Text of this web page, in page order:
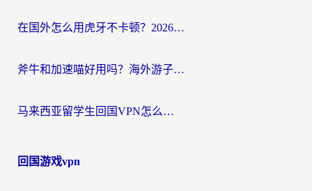
在国外怎么用虎牙不卡顿？2026海外华人亲测有效的回国加速器选择指南
斧牛和加速喵好用吗？海外游子的真实选择困境
马来西亚留学生回国VPN怎么选？3个避坑点+1款实测好用的加速器推荐
回国游戏vpn